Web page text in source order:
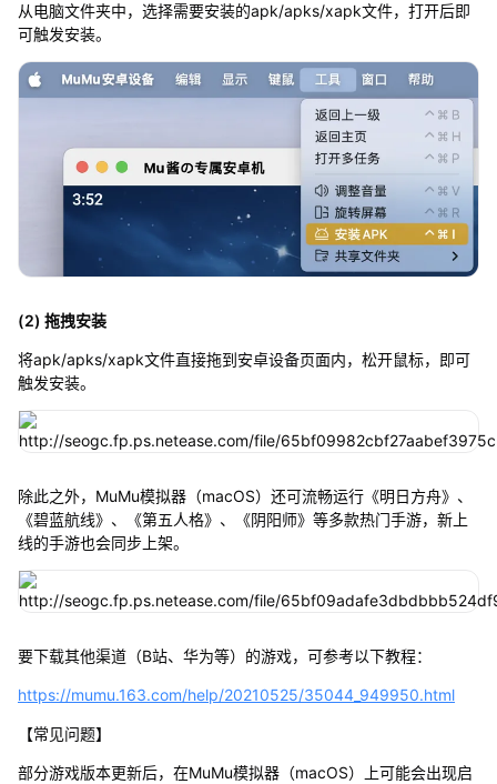
从电脑文件夹中，选择需要安装的apk/apks/xapk文件，打开后即
可触发安装。
(2) 拖拽安装
将apk/apks/xapk文件直接拖到安卓设备页面内，松开鼠标，即可
触发安装。
除此之外，MuMu模拟器（macOS）还可流畅运行《明日方舟》、
《碧蓝航线》、《第五人格》、《阴阳师》等多款热门手游，新上
线的手游也会同步上架。
要下载其他渠道（B站、华为等）的游戏，可参考以下教程：
https://mumu.163.com/help/20210525/35044_949950.html
【常见问题】
部分游戏版本更新后，在MuMu模拟器（macOS）上可能会出现启